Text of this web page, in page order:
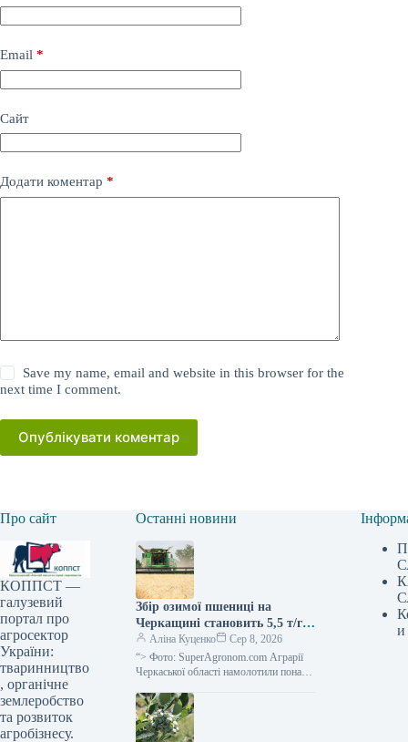
Email *
Сайт
Додати коментар *
Save my name, email and website in this browser for the
next time I comment.
Опублікувати коментар
Про сайт
КОППСТ —
галузевий
портал про
агросектор
України:
тваринництво
, органічне
землеробство
та розвиток
агробізнесу.
Останні новини
Збір озимої пшениці на
Черкащині становить 5,5 т/га,
тоді як ячмінь дає 4,99 т/га —
SuperAgronom.com
Аліна Куценко
Сер 8, 2026
“> Фото: SuperAgronom.com Аграрії
Черкаської області намолотили понад 1
Про це поінформував керівник
Черкаської ОВА…
и